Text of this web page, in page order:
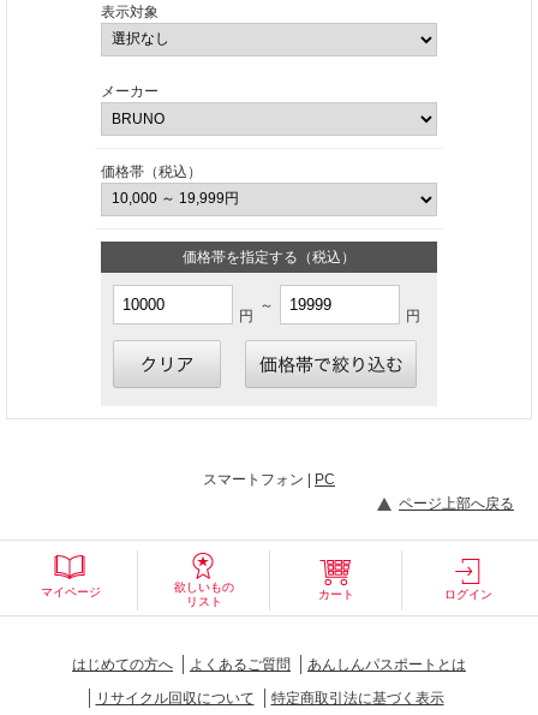
表示対象
メーカー
価格帯（税込）
価格帯を指定する（税込）
円
～
円
スマートフォン | PC
ページ上部へ戻る
マイページ
欲しいもの
リスト
カート ログイン
はじめての方へ よくあるご質問
あんしんパスポートとは
リサイクル回収について
特定商取引法に基づく表示